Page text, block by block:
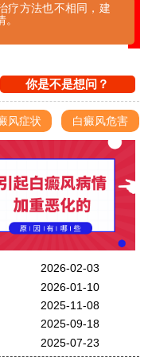
疗方法也不相同，建
你是不是想问？
风症状 白癜风危害
2026-02-03
2026-01-10
2025-11-08
2025-09-18
2025-07-23